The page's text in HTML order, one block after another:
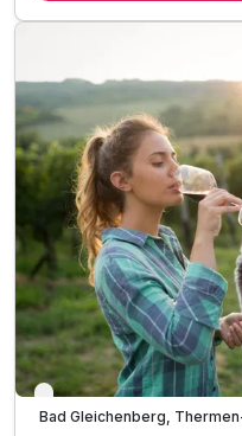
inkl. 10% Ermäßigung
inkl. Nutzung des
Nur noch bis Oktober